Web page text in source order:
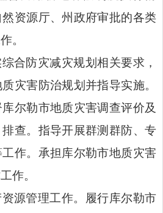
资源厅、州政府审批的各类
。
综合防灾减灾规划相关要求，
灾害防治规划并指导实施。
尔勒市地质灾害调查评价及
查。指导开展群测群防、专
作。承担库尔勒市地质灾害
作。
资源管理工作。履行库尔勒市